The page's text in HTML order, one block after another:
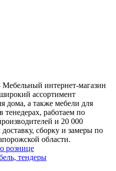
интернет-магазин
ассортимент
дома, а также мебели для
тенедерах, работаем по
и 20 000
сборку и замеры по
области.
рознице
тендеры